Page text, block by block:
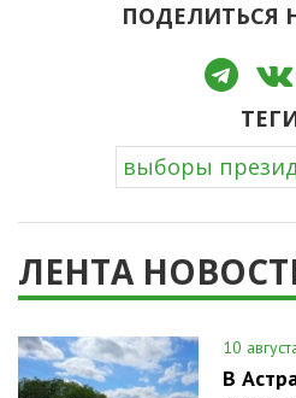
ПОДЕЛИТЬСЯ
выборы
ЛЕНТА
10
В